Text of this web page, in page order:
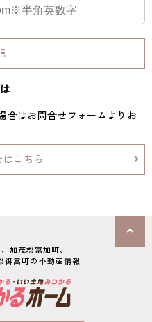
合はお問合せフォームよりお
こちら
加茂郡富加町、
御嵩町の不動産情報